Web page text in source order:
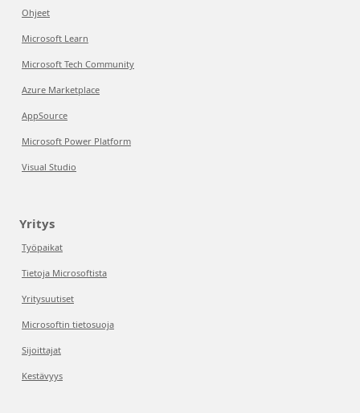
Ohjeet
Microsoft Learn
Microsoft Tech Community
Azure Marketplace
AppSource
Microsoft Power Platform
Visual Studio
Yritys
Työpaikat
Tietoja Microsoftista
Yritysuutiset
Microsoftin tietosuoja
Sijoittajat
Kestävyys